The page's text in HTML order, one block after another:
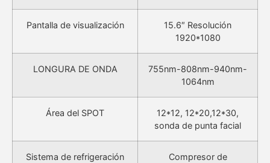
Pantalla de visualización
15.6″ Resolución
1920*1080
LONGURA DE ONDA
755nm-808nm-940nm-
1064nm
Área del SPOT
12*12, 12*20,12*30,
sonda de punta facial
Sistema de refrigeración
Compresor de